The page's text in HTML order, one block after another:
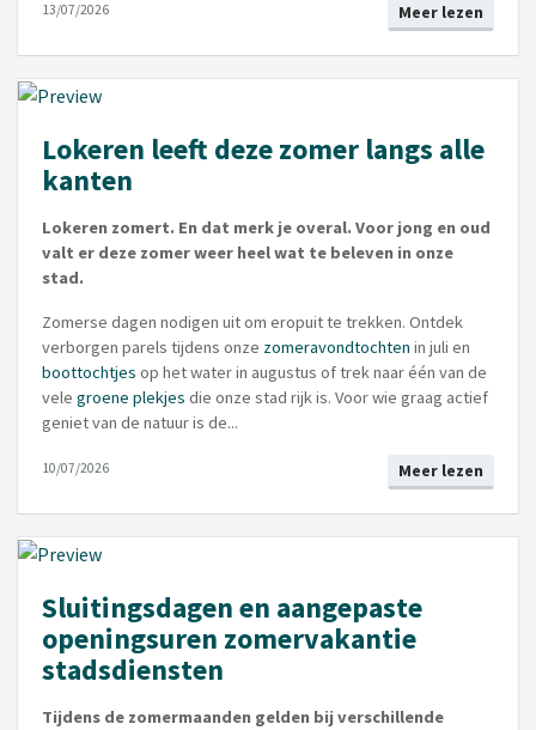
Meer lezen
13/07/2026
Lokeren leeft deze zomer langs alle
kanten
Lokeren zomert. En dat merk je overal. Voor jong en oud
valt er deze zomer weer heel wat te beleven in onze
stad.
Zomerse dagen nodigen uit om eropuit te trekken. Ontdek
verborgen parels tijdens onze zomeravondtochten in juli en
boottochtjes op het water in augustus of trek naar één van de
vele groene plekjes die onze stad rijk is. Voor wie graag actief
geniet van de natuur is de...
Meer lezen
10/07/2026
Sluitingsdagen en aangepaste
openingsuren zomervakantie
stadsdiensten
Tijdens de zomermaanden gelden bij verschillende